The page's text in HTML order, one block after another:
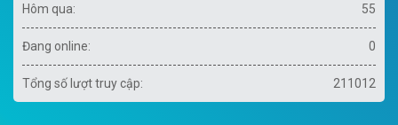
55
Hôm qua:
0
Đang online:
211012
Tổng số lượt truy cập: